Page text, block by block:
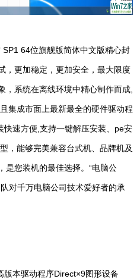
SP1 64位旗舰版简体中文版精心封
，更加稳定，更加安全，最大限度
，系统在离线环境中精心制作而成,
集成市面上最新最全的硬件驱动程
速方便,支持一键解压安装、pe安
，能够完美兼容台式机、品牌机及
是您装机的最佳选择。“电脑公
对千万电脑公司技术爱好者的承
本驱动程序Direct×9图形设备